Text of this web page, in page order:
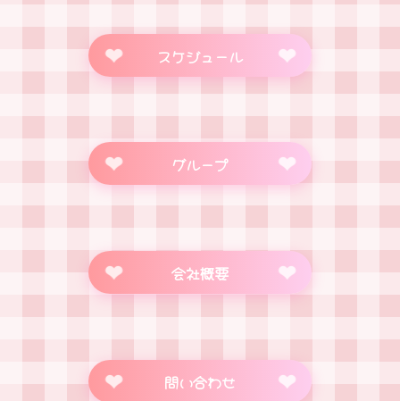
スケジュール
グループ
会社概要
問い合わせ